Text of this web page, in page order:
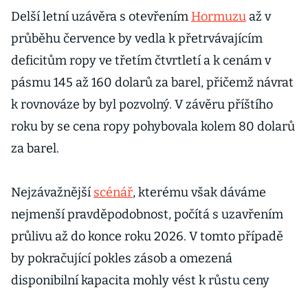
Delší letní uzávěra s otevřením Hormuzu až v
průběhu července by vedla k přetrvávajícím
deficitům ropy ve třetím čtvrtletí a k cenám v
pásmu 145 až 160 dolarů za barel, přičemž návrat
k rovnováze by byl pozvolný. V závěru příštího
roku by se cena ropy pohybovala kolem 80 dolarů
za barel.
Nejzávažnější scénář, kterému však dáváme
nejmenší pravděpodobnost, počítá s uzavřením
průlivu až do konce roku 2026. V tomto případě
by pokračující pokles zásob a omezená
disponibilní kapacita mohly vést k růstu ceny